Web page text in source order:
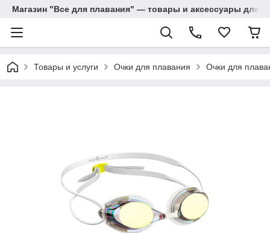
Магазин "Все для плавания" — товары и аксессуары для
Товары и услуги Очки для плавания Очки для